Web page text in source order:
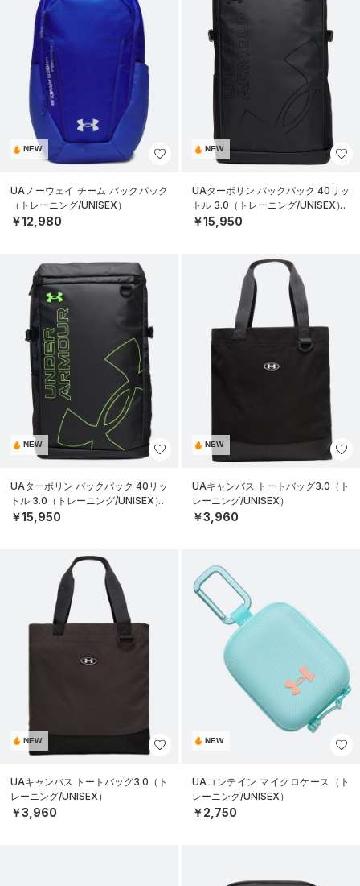
NEW
UAノーウェイ チーム バックパック
（トレーニング/UNISEX）
￥12,980
NEW
UAターポリン バックパック 40リッ
トル 3.0（トレーニング/UNISEX）
￥15,950
NEW
UAターポリン バックパック 40リッ
トル 3.0（トレーニング/UNISEX）
￥15,950
NEW
UAキャンバス トートバッグ3.0（ト
レーニング/UNISEX）
￥3,960
NEW
UAキャンバス トートバッグ3.0（ト
レーニング/UNISEX）
￥3,960
NEW
UAコンテイン マイクロケース（ト
レーニング/UNISEX）
￥2,750